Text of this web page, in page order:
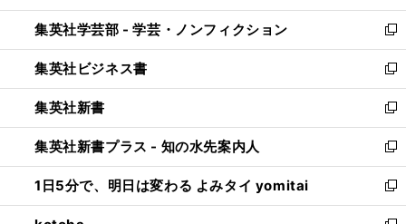
開
く
ウ
で
開
く
ン
ド
ウ
で
開
く
ウ
ィ
ン
ド
ウ
で
開
く
集英社学芸部 - 学芸・ノンフィクション
新
し
い
ウ
ィ
ン
ド
ウ
で
開
集英社ビジネス書
新
し
い
ウ
ィ
ン
ド
ウ
集英社新書
新
し
い
ウ
ィ
ン
集英社新書プラス - 知の水先案内人
新
し
い
ウ
1日5分で、明日は変わる よみタイ yomitai
新
し